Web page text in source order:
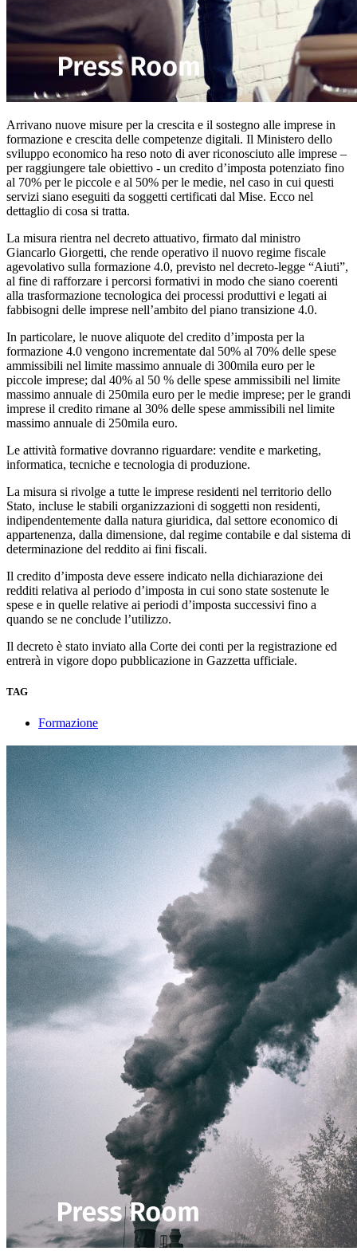
Arrivano nuove misure per la crescita e il sostegno alle imprese in
formazione e crescita delle competenze digitali. Il Ministero dello
sviluppo economico ha reso noto di aver riconosciuto alle imprese –
per raggiungere tale obiettivo - un credito d’imposta potenziato fino
al 70% per le piccole e al 50% per le medie, nel caso in cui questi
servizi siano eseguiti da soggetti certificati dal Mise. Ecco nel
dettaglio di cosa si tratta.
La misura rientra nel decreto attuativo, firmato dal ministro
Giancarlo Giorgetti, che rende operativo il nuovo regime fiscale
agevolativo sulla formazione 4.0, previsto nel decreto-legge “Aiuti”,
al fine di rafforzare i percorsi formativi in modo che siano coerenti
alla trasformazione tecnologica dei processi produttivi e legati ai
fabbisogni delle imprese nell’ambito del piano transizione 4.0.
In particolare, le nuove aliquote del credito d’imposta per la
formazione 4.0 vengono incrementate dal 50% al 70% delle spese
ammissibili nel limite massimo annuale di 300mila euro per le
piccole imprese; dal 40% al 50 % delle spese ammissibili nel limite
massimo annuale di 250mila euro per le medie imprese; per le grandi
imprese il credito rimane al 30% delle spese ammissibili nel limite
massimo annuale di 250mila euro.
Le attività formative dovranno riguardare: vendite e marketing,
informatica, tecniche e tecnologia di produzione.
La misura si rivolge a tutte le imprese residenti nel territorio dello
Stato, incluse le stabili organizzazioni di soggetti non residenti,
indipendentemente dalla natura giuridica, dal settore economico di
appartenenza, dalla dimensione, dal regime contabile e dal sistema di
determinazione del reddito ai fini fiscali.
Il credito d’imposta deve essere indicato nella dichiarazione dei
redditi relativa al periodo d’imposta in cui sono state sostenute le
spese e in quelle relative ai periodi d’imposta successivi fino a
quando se ne conclude l’utilizzo.
Il decreto è stato inviato alla Corte dei conti per la registrazione ed
entrerà in vigore dopo pubblicazione in Gazzetta ufficiale.
TAG
Formazione